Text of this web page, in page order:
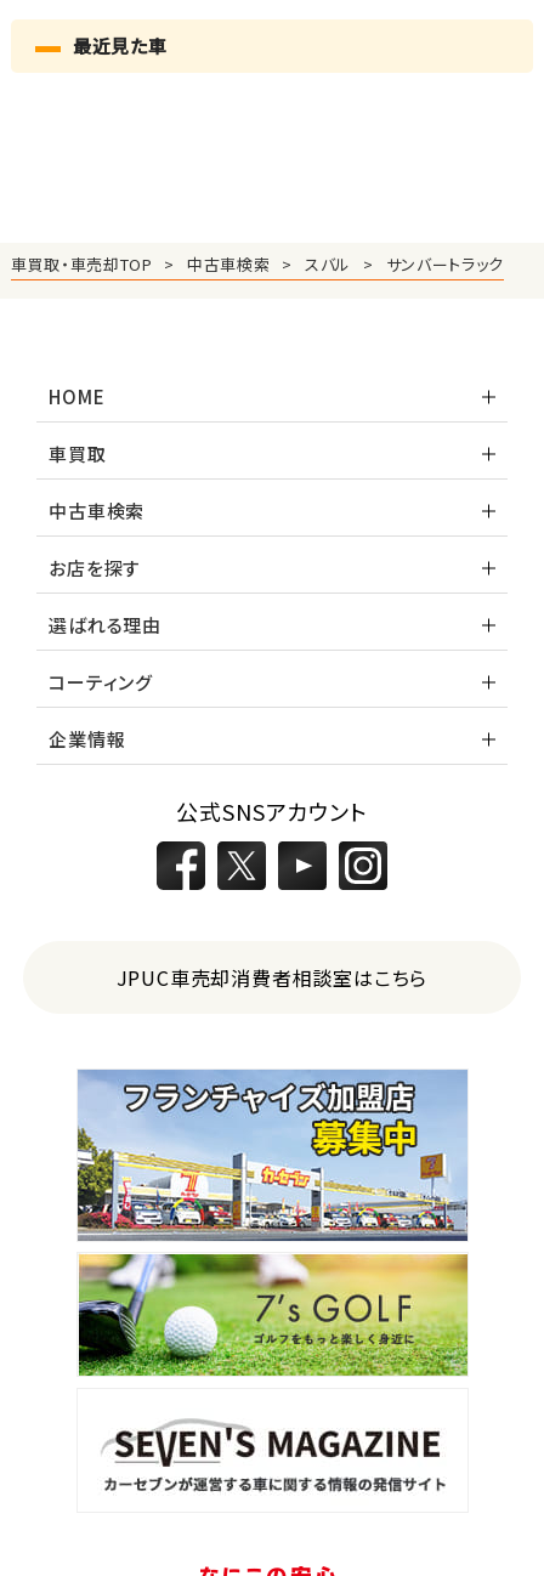
最近見た車
車買取・車売却TOP 中古車検索 スバル サンバートラック
HOME
車買取
中古車検索
お店を探す
選ばれる理由
コーティング
企業情報
公式SNSアカウント
JPUC車売却消費者相談室はこちら